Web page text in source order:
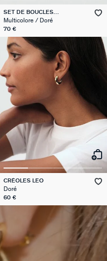
SET DE BOUCLES
D'OREILLES BELOVED MIX &
MATCH
Multicolore / Doré
70 €
CRÉOLES LEO
Doré
60 €